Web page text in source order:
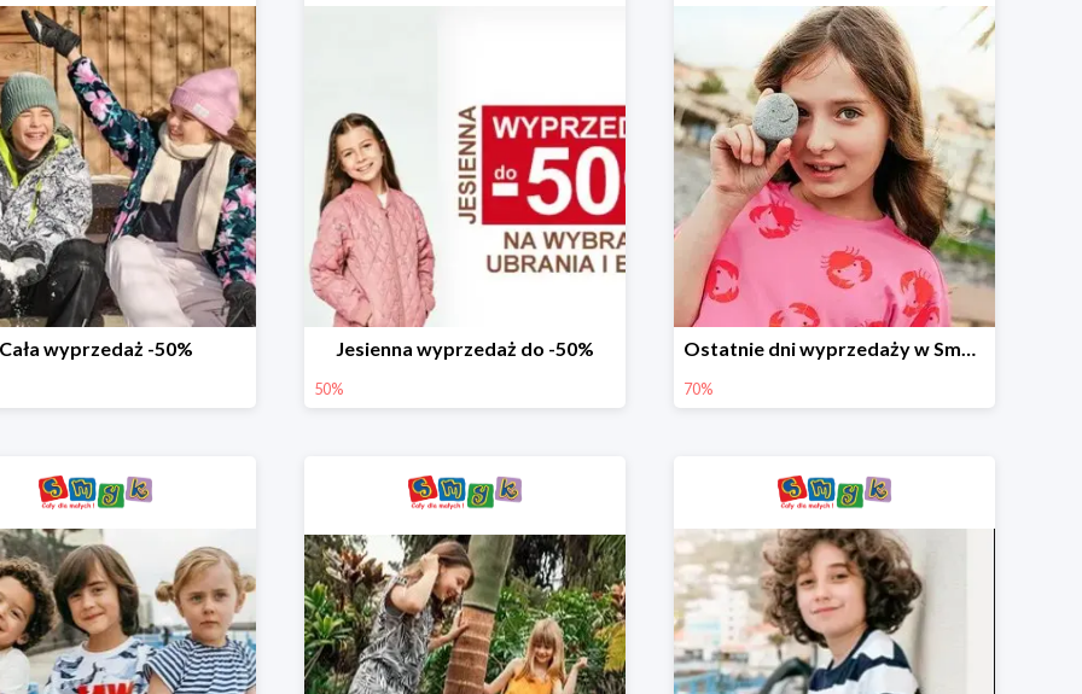
wyprzedaż -50% Jesienna wyprzedaż do -50%
50%
Ostatnie dni wyprzedaży w Smyku - ubrania i buty do -70%
70%